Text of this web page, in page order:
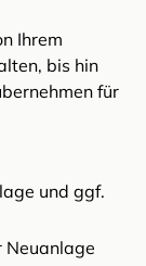
Ihrem
bis hin
für
und ggf.
Neuanlage